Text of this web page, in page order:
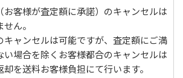
お客様が査定額に承諾）のキャンセルは
ん。
キャンセルは可能ですが、査定額にご満
い場合を除くお客様都合のキャンセルは
却を送料お客様負担にて行います。